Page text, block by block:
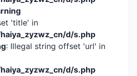
'title' in
d/s.php
: Illegal string offset 'url' in
d/s.php